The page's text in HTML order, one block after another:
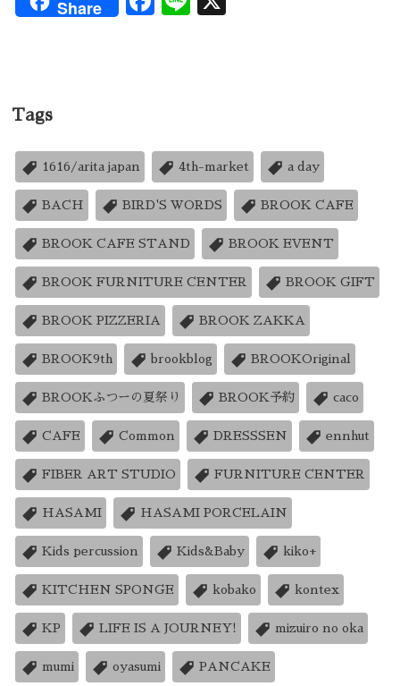
Share
Tags
1616/arita japan 4th-market a day
BACH BIRD'S WORDS BROOK CAFE
BROOK CAFE STAND BROOK EVENT
BROOK FURNITURE CENTER BROOK GIFT
BROOK PIZZERIA BROOK ZAKKA
BROOK9th brookblog BROOKOriginal
BROOKふつーの夏祭り BROOK予約 caco
CAFE Common DRESSSEN ennhut
FIBER ART STUDIO FURNITURE CENTER
HASAMI HASAMI PORCELAIN
Kids percussion Kids&Baby kiko+
KITCHEN SPONGE kobako kontex
KP LIFE IS A JOURNEY! mizuiro no oka
mumi oyasumi PANCAKE